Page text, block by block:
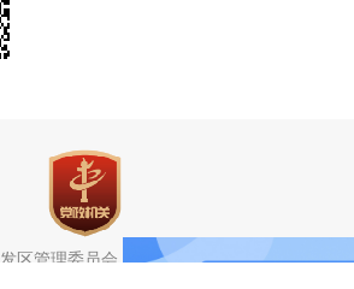
区管理委员会（头屯河区人民政府）办公室